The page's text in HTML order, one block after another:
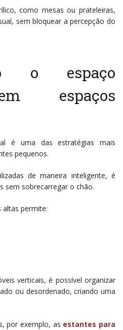
como mesas ou prateleiras,
sem bloquear a percepção do
o espaço
espaços
é uma das estratégias mais
pequenos.
de maneira inteligente, é
sem sobrecarregar o chão.
altas permite:
verticais, é possível organizar
ou desordenado, criando uma
por exemplo, as estantes para